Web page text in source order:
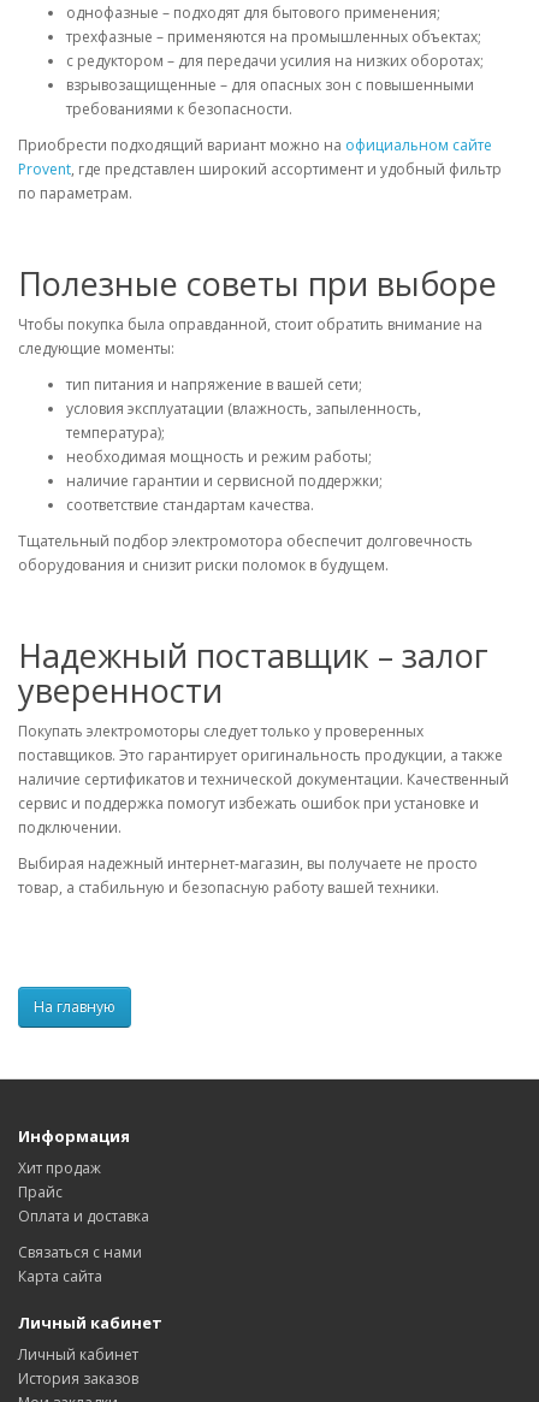
однофазные – подходят для бытового применения;
трехфазные – применяются на промышленных объектах;
с редуктором – для передачи усилия на низких оборотах;
взрывозащищенные – для опасных зон с повышенными
требованиями к безопасности.
Приобрести подходящий вариант можно на официальном сайте
Provent, где представлен широкий ассортимент и удобный фильтр
по параметрам.
Полезные советы при выборе
Чтобы покупка была оправданной, стоит обратить внимание на
следующие моменты:
тип питания и напряжение в вашей сети;
условия эксплуатации (влажность, запыленность,
температура);
необходимая мощность и режим работы;
наличие гарантии и сервисной поддержки;
соответствие стандартам качества.
Тщательный подбор электромотора обеспечит долговечность
оборудования и снизит риски поломок в будущем.
Надежный поставщик – залог
уверенности
Покупать электромоторы следует только у проверенных
поставщиков. Это гарантирует оригинальность продукции, а также
наличие сертификатов и технической документации. Качественный
сервис и поддержка помогут избежать ошибок при установке и
подключении.
Выбирая надежный интернет-магазин, вы получаете не просто
товар, а стабильную и безопасную работу вашей техники.
На главную
Информация
Хит продаж
Прайс
Оплата и доставка
Связаться с нами
Карта сайта
Личный кабинет
Личный кабинет
История заказов